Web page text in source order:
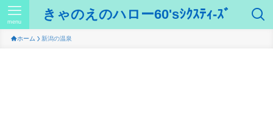
きゃのえのハロー60'sｼｸｽﾃｨ-ｽﾞ
menu
ホーム 新潟の温泉